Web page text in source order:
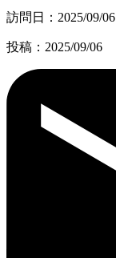
訪問日：2025/09/06
投稿：2025/09/06